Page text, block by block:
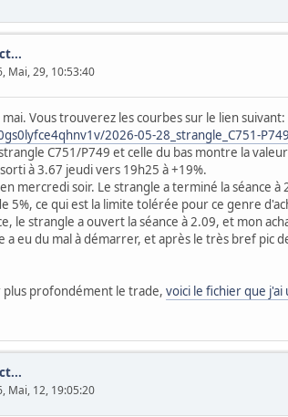
Mai, 29, 10:53:40
Vous trouverez les courbes sur le lien suivant:
2026-05-28_strangle_C751-
C751/P749 et celle du bas montre la
à 3.67 jeudi vers 19h25 à +19%.
mercredi soir. Le strangle a terminé la séance
5%, ce qui est la limite tolérée pour ce genre
le strangle a ouvert la séance à 2.09, et mon
a eu du mal à démarrer, et après le très bref
plus profondément le trade, voici le fichier que j'ai
Mai, 12, 19:05:20